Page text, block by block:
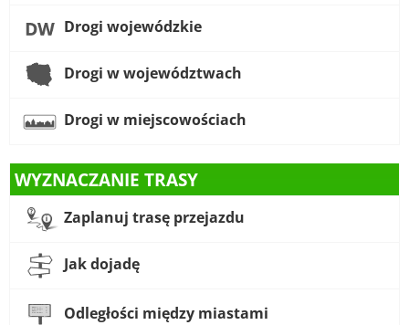
Drogi wojewódzkie
Drogi w województwach
Drogi w miejscowościach
WYZNACZANIE TRASY
Zaplanuj trasę przejazdu
Jak dojadę
Odległości między miastami